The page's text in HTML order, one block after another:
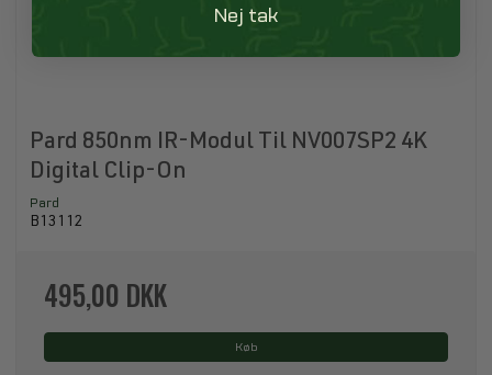
Pard 850nm IR-Modul Til NV007SP2 4K
Digital Clip-On
Pard
B13112
495,00 DKK
Køb
Nej tak